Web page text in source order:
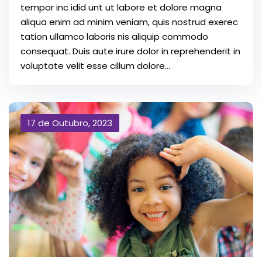
tempor inc idid unt ut labore et dolore magna
aliqua enim ad minim veniam, quis nostrud exerec
tation ullamco laboris nis aliquip commodo
consequat. Duis aute irure dolor in reprehenderit in
voluptate velit esse cillum dolore...
17 de Outubro, 2023